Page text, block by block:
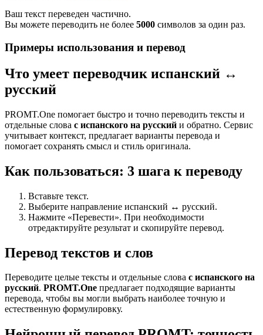
Ваш текст переведен частично.
Вы можете переводить не более 5000 символов за один раз.
Примеры использования и перевод
Что умеет переводчик испанский ↔
русский
PROMT.One помогает быстро и точно переводить тексты и
отдельные слова с испанского на русский и обратно. Сервис
учитывает контекст, предлагает варианты перевода и
помогает сохранять смысл и стиль оригинала.
Как пользоваться: 3 шага к переводу
Вставьте текст.
Выберите направление испанский ↔ русский.
Нажмите «Перевести». При необходимости
отредактируйте результат и скопируйте перевод.
Перевод текстов и слов
Переводите целые тексты и отдельные слова с испанского на
русский. PROMT.One предлагает подходящие варианты
перевода, чтобы вы могли выбрать наиболее точную и
естественную формулировку.